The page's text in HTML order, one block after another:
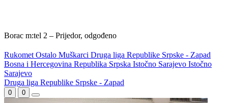
Borac m:tel 2 – Prijedor, odgođeno
Rukomet Ostalo Muškarci Druga liga Republike Srpske - Zapad
Bosna i Hercegovina Republika Srpska Istočno Sarajevo Istočno
Sarajevo
WEB PREPORUKE